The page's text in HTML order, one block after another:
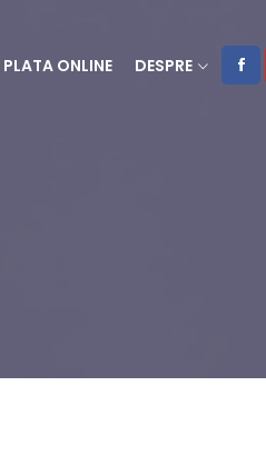
PLATA ONLINE DESPRE